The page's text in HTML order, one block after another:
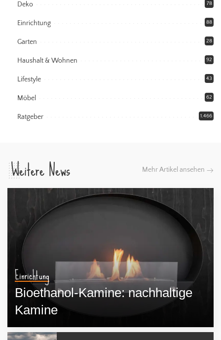
Deko 78
Einrichtung 88
Garten 28
Haushalt & Wohnen 92
Lifestyle 43
Möbel 62
Ratgeber 1.466
Weitere News Mehr Artikel ansehen
Einrichtung
Bioethanol-Kamine: nachhaltige
Kamine